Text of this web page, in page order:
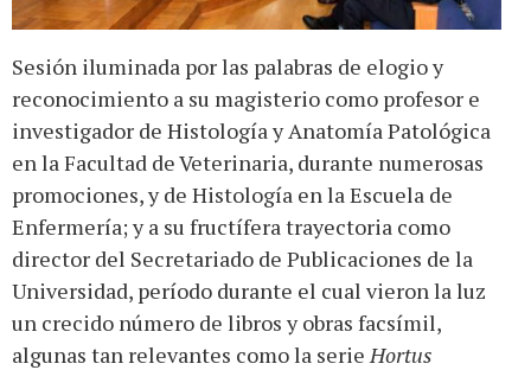
Sesión iluminada por las palabras de elogio y
reconocimiento a su magisterio como profesor e
investigador de Histología y Anatomía Patológica
en la Facultad de Veterinaria, durante numerosas
promociones, y de Histología en la Escuela de
Enfermería; y a su fructífera trayectoria como
director del Secretariado de Publicaciones de la
Universidad, período durante el cual vieron la luz
un crecido número de libros y obras facsímil,
algunas tan relevantes como la serie Hortus